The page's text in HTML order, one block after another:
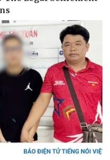
Ô tô - Xe máy
Ô tô
Xe máy
Tư vấn